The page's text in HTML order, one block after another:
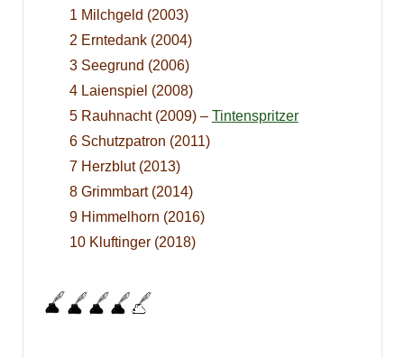
1 Milchgeld (2003)
2 Erntedank (2004)
3 Seegrund (2006)
4 Laienspiel (2008)
5 Rauhnacht (2009) – Tintenspritzer
6 Schutzpatron (2011)
7 Herzblut (2013)
8 Grimmbart (2014)
9 Himmelhorn (2016)
10 Kluftinger (2018)